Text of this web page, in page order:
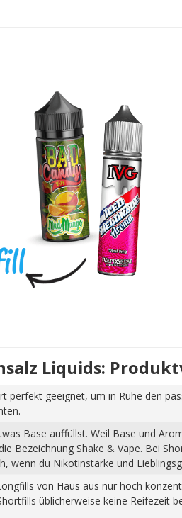
Liquids:
perfekt geeignet, um in Ruhe den
Base auffüllst. Weil Base und
Bezeichnung Shake & Vape. Bei
wenn du Nikotinstärke und
von Haus aus nur hoch
üblicherweise keine Reifezeit